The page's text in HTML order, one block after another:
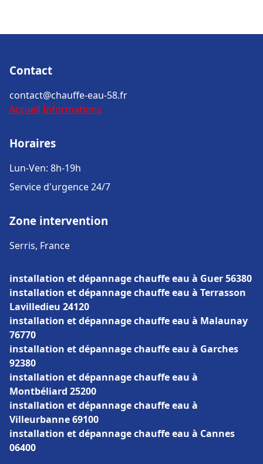
Contact
contact@chauffe-eau-58.fr
Accueil Informations
Horaires
Lun-Ven: 8h-19h
Service d'urgence 24/7
Zone intervention
Serris, France
installation et dépannage chauffe eau à Guer 56380
installation et dépannage chauffe eau à Terrasson
Lavilledieu 24120
installation et dépannage chauffe eau à Malaunay
76770
installation et dépannage chauffe eau à Garches
92380
installation et dépannage chauffe eau à
Montbéliard 25200
installation et dépannage chauffe eau à
Villeurbanne 69100
installation et dépannage chauffe eau à Cannes
06400